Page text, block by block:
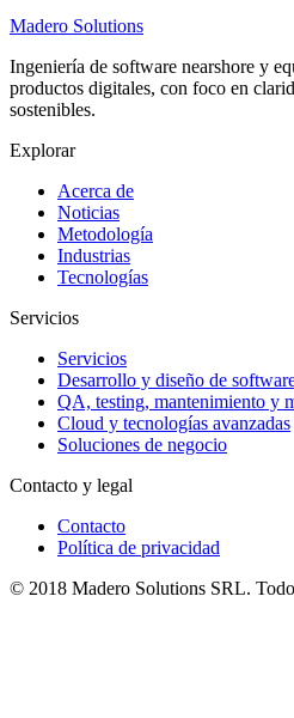
Madero Solutions
Ingeniería de software nearshore y
productos digitales, con foco en
sostenibles.
Explorar
Acerca de
Noticias
Metodología
Industrias
Tecnologías
Servicios
Servicios
Desarrollo y diseño de
QA, testing, mantenimiento y
Cloud y tecnologías avanzadas
Soluciones de negocio
Contacto y legal
Contacto
Política de privacidad
© 2018 Madero Solutions SRL.